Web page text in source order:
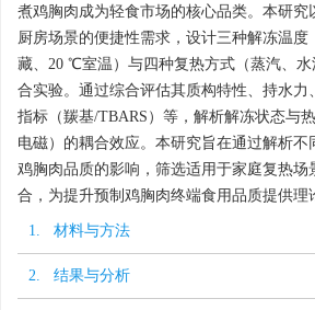
煮鸡胸肉成为轻食市场的核心品类。本研究
厨房场景的便捷性需求，设计三种解冻温
藏、20 ℃室温）与四种复热方式（蒸汽、水
合实验。通过综合评估其质构特性、持水力
指标（羰基/TBARS）等，解析解冻状态与
电磁）的耦合效应。本研究旨在通过解析
鸡胸肉品质的影响，筛选适用于家庭复热场
合，为提升预制鸡胸肉终端食用品质提供理
1. 材料与方法
2. 结果与分析